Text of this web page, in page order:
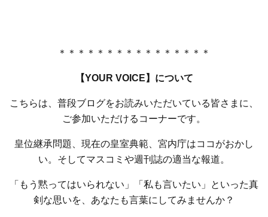
＊＊＊＊＊＊＊＊＊＊＊＊＊＊＊＊
【YOUR VOICE】について
こちらは、普段ブログをお読みいただいている皆さまに、
ご参加いただけるコーナーです。
皇位継承問題、現在の皇室典範、宮内庁はココがおかし
い。そしてマスコミや週刊誌の適当な報道。
「もう黙ってはいられない」「私も言いたい」といった真
剣な思いを、あなたも言葉にしてみませんか？